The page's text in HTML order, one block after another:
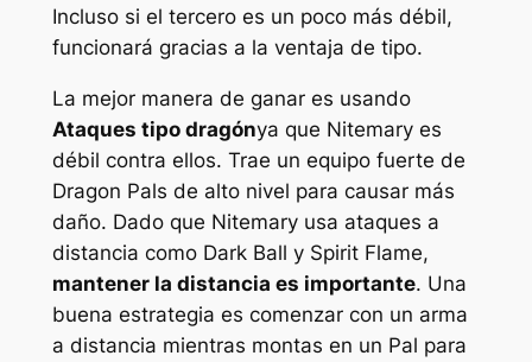
Incluso si el tercero es un poco más débil,
funcionará gracias a la ventaja de tipo.
La mejor manera de ganar es usando
Ataques tipo dragónya que Nitemary es
débil contra ellos. Trae un equipo fuerte de
Dragon Pals de alto nivel para causar más
daño. Dado que Nitemary usa ataques a
distancia como Dark Ball y Spirit Flame,
mantener la distancia es importante. Una
buena estrategia es comenzar con un arma
a distancia mientras montas en un Pal para